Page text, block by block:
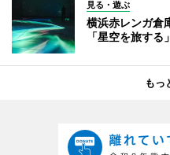
見る・遊ぶ
横浜赤レンガ倉
「星空を旅する」
もっ